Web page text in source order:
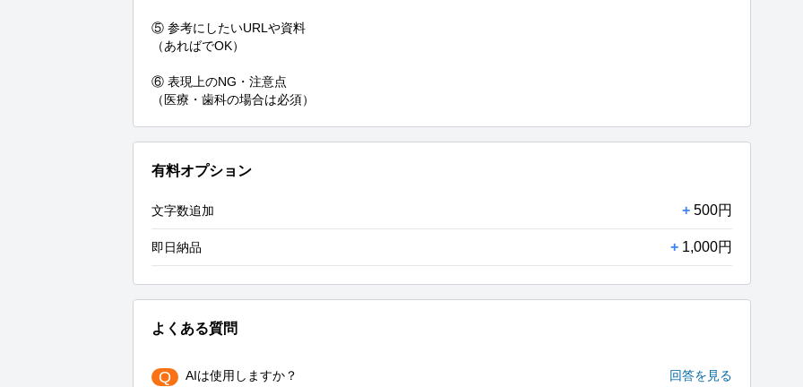
⑤ 参考にしたいURLや資料
（あればでOK）
⑥ 表現上のNG・注意点
（医療・歯科の場合は必須）
有料オプション
文字数追加 + 500円
即日納品 + 1,000円
よくある質問
Q AIは使用しますか？ 回答を見る